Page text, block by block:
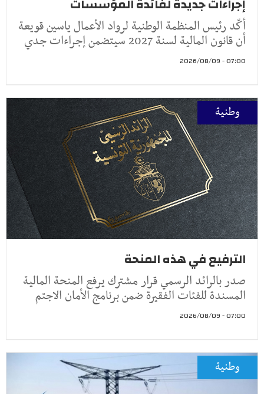
أكّد رئيس المنظمة الوطنية لرواد الأعمال ياسين قويعة
أن قانون المالية لسنة 2027 سيتضمن إجراءات جدي
07:00 - 2026/08/09
وطنية
الترفيع في هذه المنحة
صدر بالرائد الرسمي قرار مشترك يرفع المنحة المالية
المسندة للفئات الفقيرة ضمن برنامج الأمان الاجتم
07:00 - 2026/08/09
وطنية